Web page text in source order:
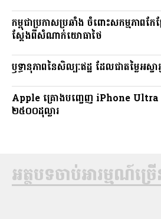
កម្ពុជាប្រកាសប្រឆាំង ចំពោះសកម្មភាពកែ
ស្តែងពីសំណាក់យោធាថៃ
ឫទ្ធានុភាពនៃសិល្បៈឥដ្ឋ ដែលជាតម្លៃអស្ចា
Apple គ្រោងបញ្ចេញ iPhone Ultra អ
២៥០០ដុល្លារ
អត្ថបទចាប់អារម្មណ៍ច្រ